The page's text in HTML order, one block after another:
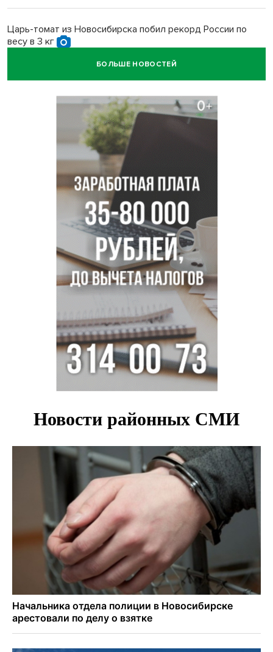
Царь-томат из Новосибирска побил рекорд России по
весу в 3 кг
В Новосибирской области начинается второй пик
Новосибирских дачников призвали накормить животных в
Движение на три месяца ограничат на трассе
«Новосибирск - Ленинск-Кузнецкий»
Новосибирских школьников обязали кормить
морепродуктами с 1 сентября
БОЛЬШЕ НОВОСТЕЙ